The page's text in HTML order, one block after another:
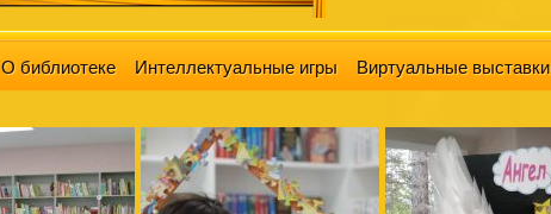
О библиотеке Интеллектуальные игры Виртуальные выставки